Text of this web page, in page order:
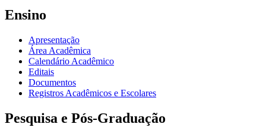
Ensino
Apresentação
Área Acadêmica
Calendário Acadêmico
Editais
Documentos
Registros Acadêmicos e Escolares
Pesquisa e Pós-Graduação